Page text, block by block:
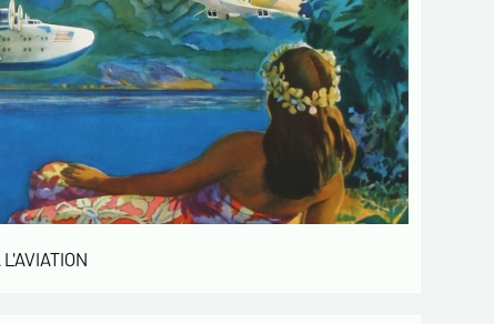
confidentialité :
recueillies sur ce formulaire sont
dans un fichier informatisé par ESTAMPE
& SPORTIVE pour la gestion des achats et la
notre clientèle. Elles sont conservées pendant
destinées au service commercial.
à la loi « informatique et libertés », vous
votre droit d'accès aux données vous
et les faire rectifier en nous contactant. Nous
de l’existence de la liste d'opposition au